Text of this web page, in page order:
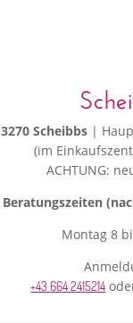
3270 Scheibbs |
(im
ACHTUNG:
Beratungszeiten
Montag 8
+43 664 2415214